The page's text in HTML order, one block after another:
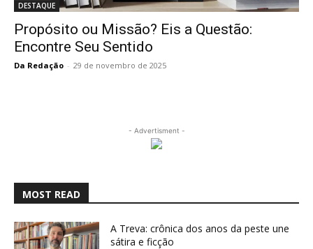
DESTAQUE
Propósito ou Missão? Eis a Questão:
Encontre Seu Sentido
Da Redação - 29 de novembro de 2025
- Advertisment -
MOST READ
A Treva: crônica dos anos da peste une
sátira e ficção